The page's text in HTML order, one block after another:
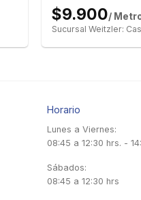
$9.900/
Sucursal Weitzler:
Horario
Lunes a Viernes:
08:45 a 12:30 hrs. -
Sábados:
08:45 a 12:30 hrs